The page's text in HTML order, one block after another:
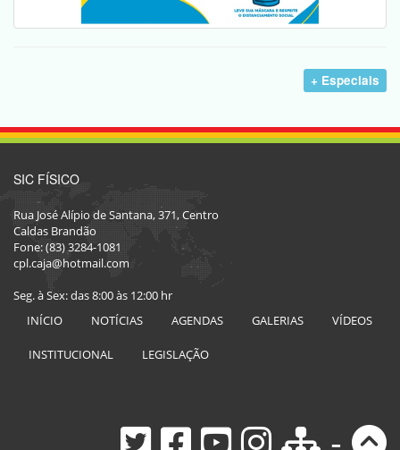
+ Especiais
SIC FÍSICO
Rua José Alípio de Santana, 371, Centro
Caldas Brandão
Fone: (83) 3284-1081
cpl.caja@hotmail.com
Seg. à Sex: das 8:00 às 12:00 hr
INÍCIO
NOTÍCIAS AGENDAS GALERIAS VÍDEOS
INSTITUCIONAL LEGISLAÇÃO